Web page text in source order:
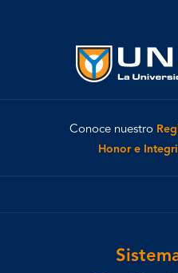
Conoce nuestro
Honor e